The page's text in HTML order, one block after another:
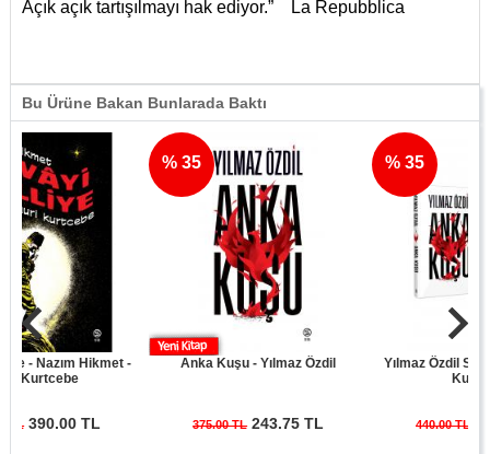
Açık açık tartışılmayı hak ediyor.” La Repubblica
Bu Ürüne Bakan Bunlarada Baktı
Hikmet -
TL
Anka Kuşu - Yılmaz Özdil
375.00 TL 243.75 TL
% 35
Yılmaz Özdil Son
Kuşu Seti
440.00 TL 286.00
% 35